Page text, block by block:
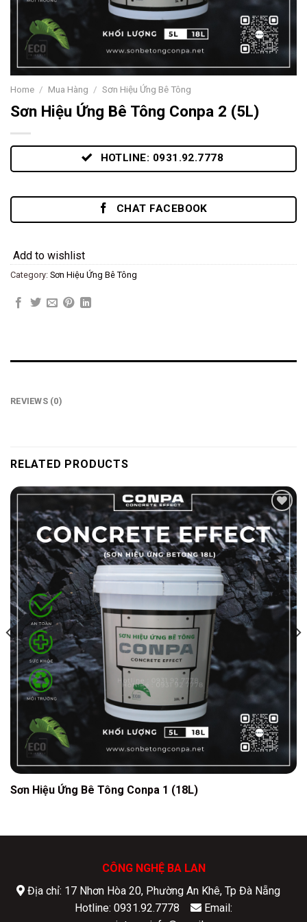
Home / Mua Hàng / Sơn Hiệu Ứng Bê Tông
Sơn Hiệu Ứng Bê Tông Conpa 2 (5L)
HOTLINE: 0931.92.7778
CHAT FACEBOOK
Add to wishlist
Category: Sơn Hiệu Ứng Bê Tông
REVIEWS (0)
RELATED PRODUCTS
Add to
wishlist
Sơn Hiệu Ứng Bê Tông Conpa 1 (18L)
CÔNG NGHỆ BA LAN
Địa chỉ: 17 Nhơn Hòa 20, Phường An Khê, Tp Đà Nẵng
Hotline: 0931.92.7778
Email: